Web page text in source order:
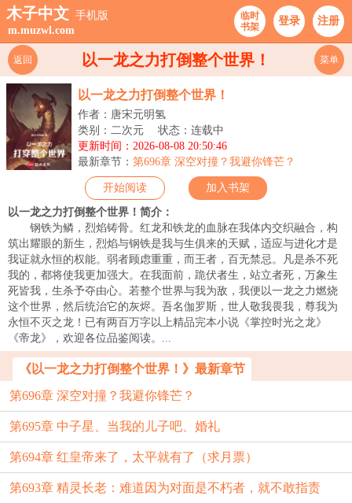
木子中文 手机版
m.muzwl.com
临时
书架
登录 注册
以一龙之力打倒整个世界！
返回 菜单
以一龙之力打倒整个世界！
作者：唐宋元明氢
类别：二次元
状态：连载中
更新时间：2026-08-08 20:50:46
最新章节： 第696章 深空对撞？我避你锋芒？
开始阅读 加入书架
以一龙之力打倒整个世界！简介：
钢铁为鳞，烈焰铸骨。红龙和铁龙的血脉在我体内交织融合，构
筑出耀眼的新生，烈焰与钢铁是我与生俱来的天赋，适应与进化才是
我证就永恒的权能。弱者顾虑重重，而王者，百无禁忌。凡是杀不死
我的，都将使我更加强大。在我面前，跪伏者生，站立者死，万象生
死皆我，生杀予夺由心。若整个世界与我为敌，我便以一龙之力燃烧
这个世界，然后统治它的灰烬。吾名伽罗斯，世人敬我畏我，尊我为
永恒不灭之龙！已有两百万字以上精品完本小说《掌控时光之龙》
《帝龙》，欢迎各位品鉴阅读。...
《以一龙之力打倒整个世界！》最新章节
第696章 深空对撞？我避你锋芒？
第695章 中子星、当我的儿子吧、婚礼
第694章 红皇帝来了，太平就有了（求月票）
第693章 精灵长老：难道因为对面是不朽者，就不敢指责